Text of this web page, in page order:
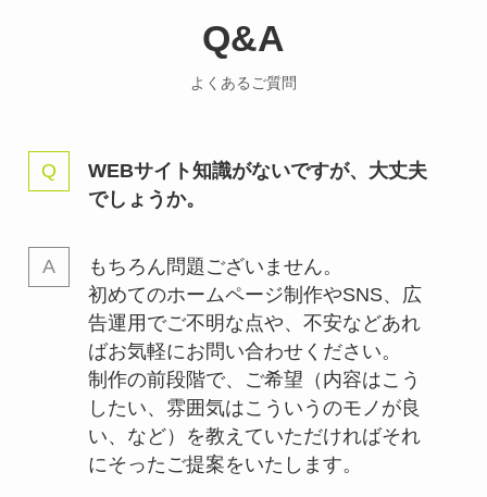
Q&A
よくあるご質問
WEBサイト知識がないですが、大丈夫
でしょうか。
もちろん問題ございません。
初めてのホームページ制作やSNS、広
告運用でご不明な点や、不安などあれ
ばお気軽にお問い合わせください。
制作の前段階で、ご希望（内容はこう
したい、雰囲気はこういうのモノが良
い、など）を教えていただければそれ
にそったご提案をいたします。